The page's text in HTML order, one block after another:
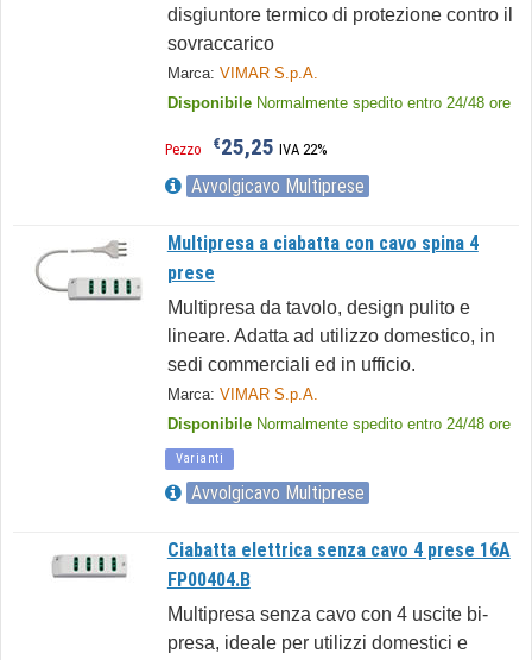
disgiuntore termico di protezione contro il
sovraccarico
Marca: VIMAR S.p.A.
Disponibile Normalmente spedito entro 24/48 ore
Pezzo €25,25 IVA 22%
Avvolgicavo Multiprese
Multipresa a ciabatta con cavo spina 4
prese
Multipresa da tavolo, design pulito e
lineare. Adatta ad utilizzo domestico, in
sedi commerciali ed in ufficio.
Marca: VIMAR S.p.A.
Disponibile Normalmente spedito entro 24/48 ore
Varianti
Avvolgicavo Multiprese
Ciabatta elettrica senza cavo 4 prese 16A
FP00404.B
Multipresa senza cavo con 4 uscite bi-
presa, ideale per utilizzi domestici e